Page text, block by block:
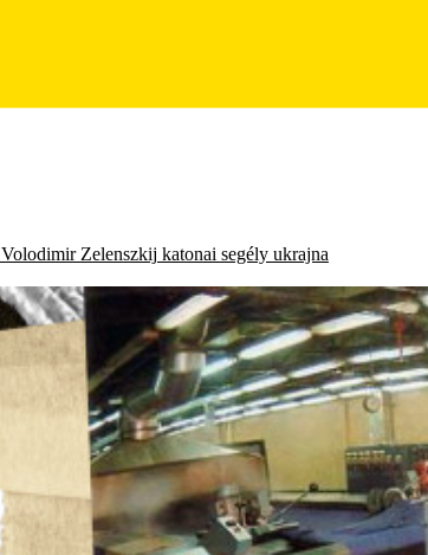
Volodimir Zelenszkij katonai segély ukrajna